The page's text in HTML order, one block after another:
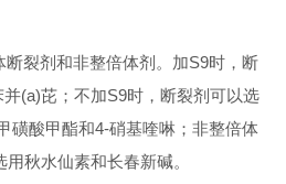
裂剂和非整倍体剂。加S9时，断
并(a)芘；不加S9时，断裂剂可以选
甲磺酸甲酯和4-硝基喹啉；非整倍体
用秋水仙素和长春新碱。